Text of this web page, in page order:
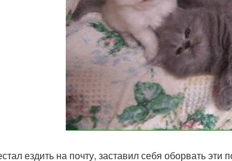
ездить на почту, заставил себя оборвать